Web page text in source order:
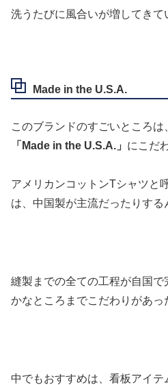
洗うたびに風合いが増してきて
Made in the U.S.A.
このブランドのすごいところ
「Made in the U.S.A.」 にこだ
アメリカンコットンTシャツと
は、中国製が主流だったりする
縫製までの全ての工程が自国
かなところまでこだわりがあっ
中でもおすすめは、看板アイテ